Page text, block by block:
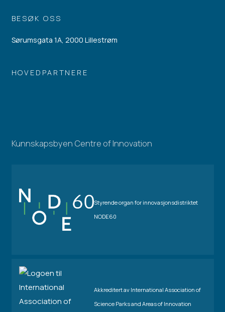
BESØK OSS
Sørumsgata 1A, 2000 Lillestrøm
HOVEDPARTNERE
Kunnskapsbyen Centre of Innovation
Styrende organ for innovasjonsdistriktet
NODE60
Akkreditert av International Association of
Science Parks and Areas of Innovation